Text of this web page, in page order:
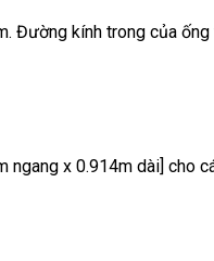
Đường kính trong của
ngang x 0.914m dài] cho